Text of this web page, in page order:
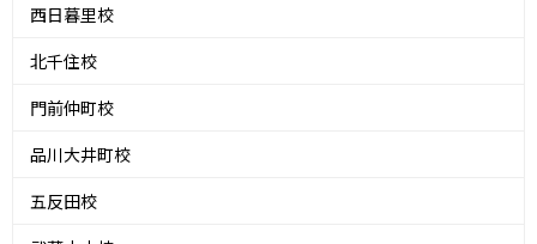
西日暮里校
北千住校
門前仲町校
品川大井町校
五反田校